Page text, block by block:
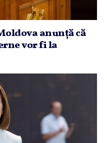
anunţă că
vor fi la